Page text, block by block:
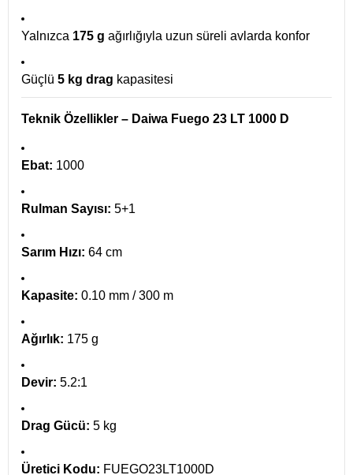
Yalnızca 175 g ağırlığıyla uzun süreli avlarda konfor
Güçlü 5 kg drag kapasitesi
Teknik Özellikler – Daiwa Fuego 23 LT 1000 D
Ebat: 1000
Rulman Sayısı: 5+1
Sarım Hızı: 64 cm
Kapasite: 0.10 mm / 300 m
Ağırlık: 175 g
Devir: 5.2:1
Drag Gücü: 5 kg
Üretici Kodu: FUEGO23LT1000D